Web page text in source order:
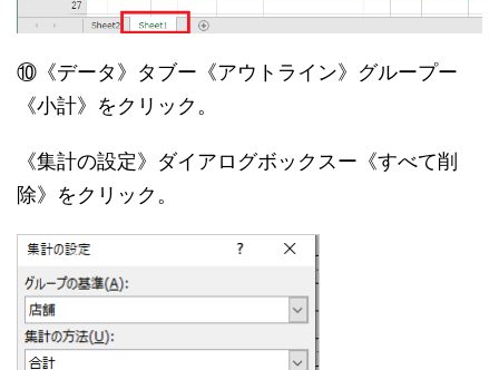
⑩《データ》タブー《アウトライン》グループー
《小計》をクリック。
《集計の設定》ダイアログボックスー《すべて削
除》をクリック。